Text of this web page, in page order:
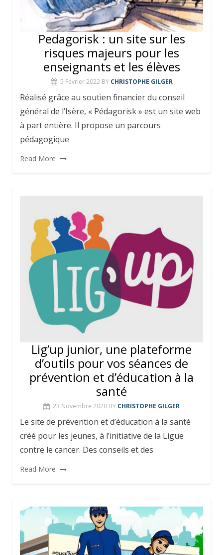
Pedagorisk : un site sur les
risques majeurs pour les
enseignants et les élèves
5 Février 2022 BY CHRISTOPHE GILGER
Réalisé grâce au soutien financier du conseil
général de l’Isère, « Pédagorisk » est un site web
à part entière. Il propose un parcours
pédagogique
Read More
Lig’up junior, une plateforme
d’outils pour vos séances de
prévention et d’éducation à la
santé
23 Novembre 2020 BY CHRISTOPHE GILGER
Le site de prévention et d’éducation à la santé
créé pour les jeunes, à l’initiative de la Ligue
contre le cancer. Des conseils et des
Read More